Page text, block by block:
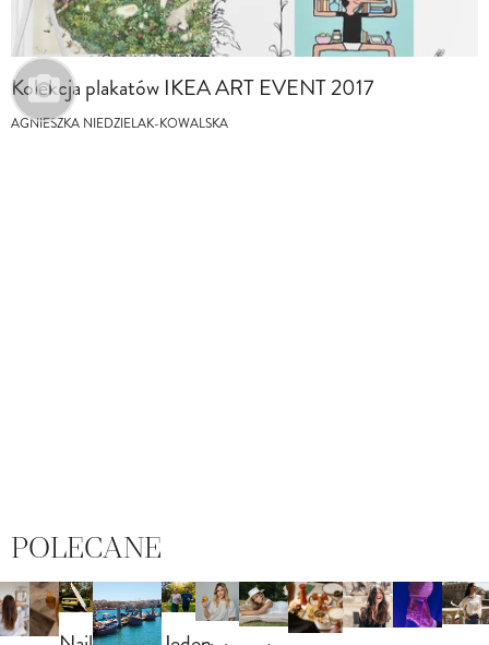
Kolekcja plakatów IKEA ART EVENT 2017
AGNIESZKA NIEDZIELAK-KOWALSKA
POLECANE